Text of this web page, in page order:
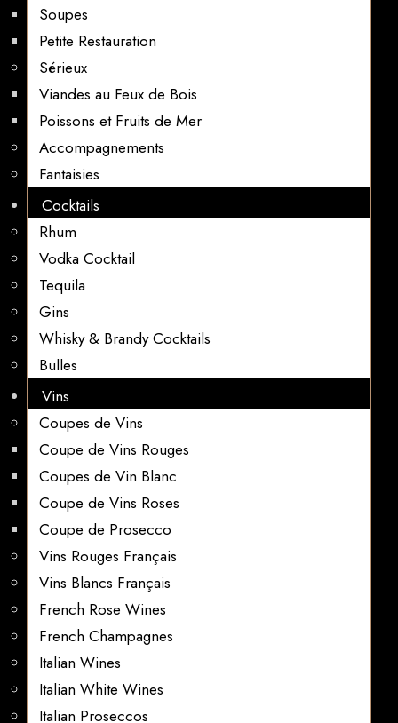
Soupes
Petite Restauration
Sérieux
Viandes au Feux de Bois
Poissons et Fruits de Mer
Accompagnements
Fantaisies
Cocktails
Rhum
Vodka Cocktail
Tequila
Gins
Whisky & Brandy Cocktails
Bulles
Vins
Coupes de Vins
Coupe de Vins Rouges
Coupes de Vin Blanc
Coupe de Vins Roses
Coupe de Prosecco
Vins Rouges Français
Vins Blancs Français
French Rose Wines
French Champagnes
Italian Wines
Italian White Wines
Italian Proseccos